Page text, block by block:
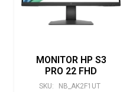
MONITOR HP S3
PRO 22 FHD
SKU: NB_AK2F1UT